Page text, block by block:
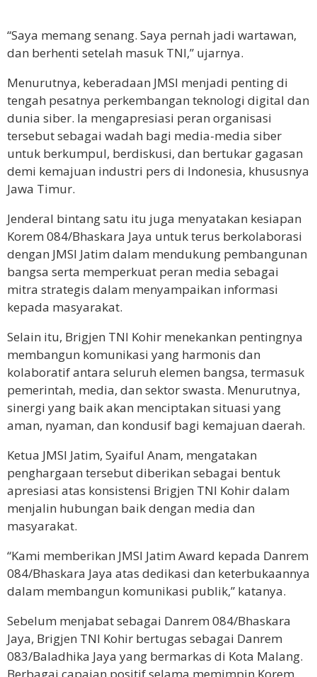
“Saya memang senang. Saya pernah jadi wartawan,
dan berhenti setelah masuk TNI,” ujarnya.
Menurutnya, keberadaan JMSI menjadi penting di
tengah pesatnya perkembangan teknologi digital dan
dunia siber. Ia mengapresiasi peran organisasi
tersebut sebagai wadah bagi media-media siber
untuk berkumpul, berdiskusi, dan bertukar gagasan
demi kemajuan industri pers di Indonesia, khususnya
Jawa Timur.
Jenderal bintang satu itu juga menyatakan kesiapan
Korem 084/Bhaskara Jaya untuk terus berkolaborasi
dengan JMSI Jatim dalam mendukung pembangunan
bangsa serta memperkuat peran media sebagai
mitra strategis dalam menyampaikan informasi
kepada masyarakat.
Selain itu, Brigjen TNI Kohir menekankan pentingnya
membangun komunikasi yang harmonis dan
kolaboratif antara seluruh elemen bangsa, termasuk
pemerintah, media, dan sektor swasta. Menurutnya,
sinergi yang baik akan menciptakan situasi yang
aman, nyaman, dan kondusif bagi kemajuan daerah.
Ketua JMSI Jatim, Syaiful Anam, mengatakan
penghargaan tersebut diberikan sebagai bentuk
apresiasi atas konsistensi Brigjen TNI Kohir dalam
menjalin hubungan baik dengan media dan
masyarakat.
“Kami memberikan JMSI Jatim Award kepada Danrem
084/Bhaskara Jaya atas dedikasi dan keterbukaannya
dalam membangun komunikasi publik,” katanya.
Sebelum menjabat sebagai Danrem 084/Bhaskara
Jaya, Brigjen TNI Kohir bertugas sebagai Danrem
083/Baladhika Jaya yang bermarkas di Kota Malang.